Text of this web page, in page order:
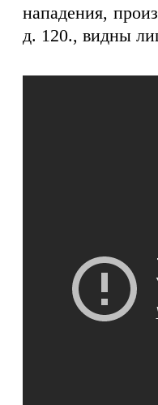
нападения,
д. 120., видны